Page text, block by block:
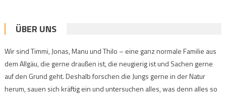
ÜBER UNS
Wir sind Timmi, Jonas, Manu und Thilo – eine ganz normale Familie aus
dem Allgäu, die gerne draußen ist, die neugierig ist und Sachen gerne
auf den Grund geht. Deshalb forschen die Jungs gerne in der Natur
herum, sauen sich kräftig ein und untersuchen alles, was denn alles so